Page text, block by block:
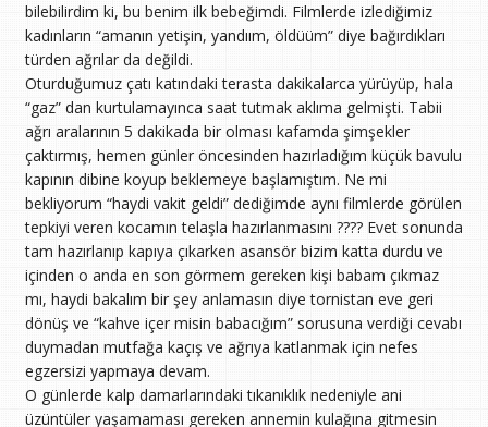
bilebilirdim ki, bu benim ilk bebeğimdi. Filmlerde izlediğimiz
kadınların “amanın yetişin, yandıım, öldüüm” diye bağırdıkları
türden ağrılar da değildi.
Oturduğumuz çatı katındaki terasta dakikalarca yürüyüp, hala
“gaz” dan kurtulamayınca saat tutmak aklıma gelmişti. Tabii
ağrı aralarının 5 dakikada bir olması kafamda şimşekler
çaktırmış, hemen günler öncesinden hazırladığım küçük bavulu
kapının dibine koyup beklemeye başlamıştım. Ne mi
bekliyorum “haydi vakit geldi” dediğimde aynı filmlerde görülen
tepkiyi veren kocamın telaşla hazırlanmasını ???? Evet sonunda
tam hazırlanıp kapıya çıkarken asansör bizim katta durdu ve
içinden o anda en son görmem gereken kişi babam çıkmaz
mı, haydi bakalım bir şey anlamasın diye tornistan eve geri
dönüş ve “kahve içer misin babacığım” sorusuna verdiği cevabı
duymadan mutfağa kaçış ve ağrıya katlanmak için nefes
egzersizi yapmaya devam.
O günlerde kalp damarlarındaki tıkanıklık nedeniyle ani
üzüntüler yaşamaması gereken annemin kulağına gitmesin